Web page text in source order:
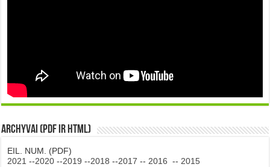
Archyvai (PDF ir HTML)
EIL. NUM. (PDF)
2021 --2020 --2019 --2018 --2017 -- 2016 -- 2015